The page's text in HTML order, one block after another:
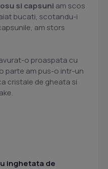
si capsuni am scos
bucati, scotandu-i
am stors
o proaspata cu
parte am pus-o intr-un
cristale de gheata si
inghetata de